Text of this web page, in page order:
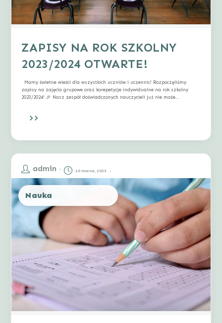
ZAPISY NA ROK SZKOLNY
2023/2024 OTWARTE!
Mamy świetne wieści dla wszystkich uczniów i uczennic! Rozpoczęliśmy
zapisy na zajęcia grupowe oraz korepetycje indywidualne na rok szkolny
2023/2024! 🎉 Nasz zespół doświadczonych nauczycieli już nie może
Nauka
Post
author:
admin
Post
published:
10 marca, 2023